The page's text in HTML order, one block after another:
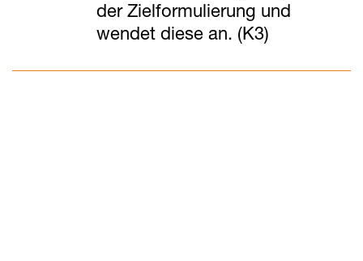
der Zielformulierung und
wendet diese an. (K3)